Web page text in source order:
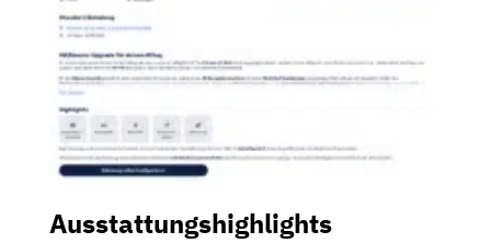
Ausstattungshighlights